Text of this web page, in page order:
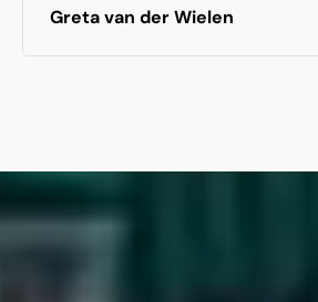
Greta van der Wielen